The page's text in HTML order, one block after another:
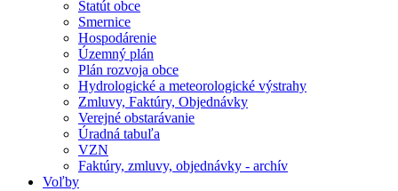
Štatút obce
Smernice
Hospodárenie
Územný plán
Plán rozvoja obce
Hydrologické a meteorologické výstrahy
Zmluvy, Faktúry, Objednávky
Verejné obstarávanie
Úradná tabuľa
VZN
Faktúry, zmluvy, objednávky - archív
Voľby